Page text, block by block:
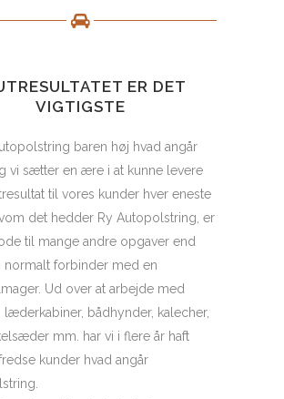
ER DET
VIGTIGSTE
baren høj hvad angår
vi sætter en ære i at kunne levere
til vores kunder hver eneste
det hedder Ry Autopolstring, er
til mange andre opgaver end
normalt forbinder med en
Ud over at arbejde med
læderkabiner, bådhynder, kalecher,
mm. har vi i flere år haft
kunder hvad angår